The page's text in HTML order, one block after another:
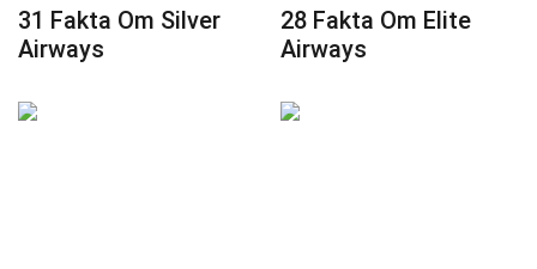
31 Fakta Om Silver
Airways
28 Fakta Om Elite
Airways